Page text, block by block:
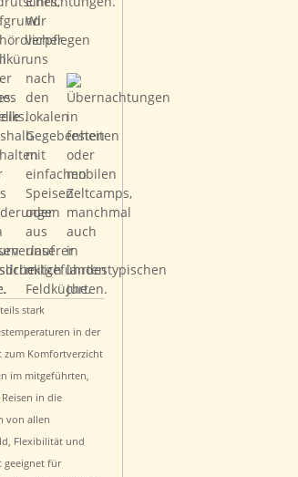
stark
in der
zum Komfortverzicht
im mitgeführten,
in die
von allen
Flexibilität und
geeignet für